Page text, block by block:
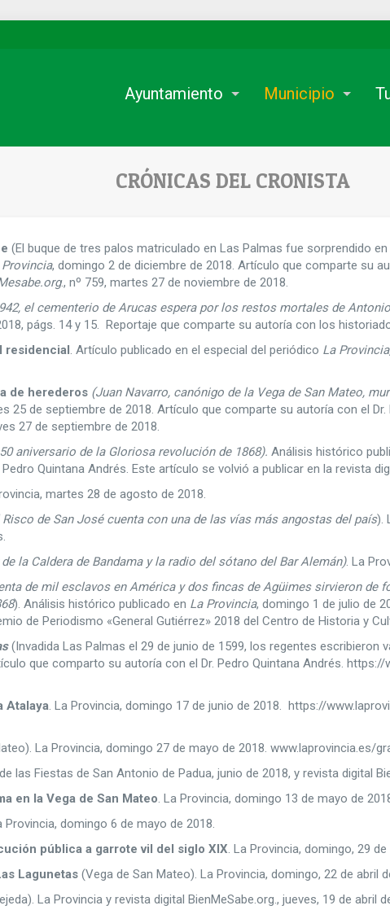
Ayuntamiento Municipio
CRÓNICAS DEL CRONISTA
(El buque de tres palos matriculado en Las Palmas fue sorprendido
Provincia, domingo 2 de diciembre de 2018. Artículo que comparte su
., nº 759, martes 27 de noviembre de 2018.
el cementerio de Arucas espera por los restos mortales de
págs. 14 y 15. Reportaje que comparte su autoría con los
residencial. Artículo publicado en el especial del periódico La
de herederos (Juan Navarro, canónigo de la Vega de San Mateo,
25 de septiembre de 2018. Artículo que comparte su autoría con el
27 de septiembre de 2018.
aniversario de la Gloriosa revolución de 1868). Análisis histórico
Quintana Andrés. Este artículo se volvió a publicar en la revista
martes 28 de agosto de 2018.
Risco de San José cuenta con una de las vías más angostas del país).
la Caldera de Bandama y la radio del sótano del Bar Alemán). La
de mil esclavos en América y dos fincas de Agüimes sirvieron
). Análisis histórico publicado en La Provincia, domingo 1 de julio de
de Periodismo «General Gutiérrez» 2018 del Centro de Historia y
(Invadida Las Palmas el 29 de junio de 1599, los regentes escribieron
que comparto su autoría con el Dr. Pedro Quintana Andrés.
Atalaya. La Provincia, domingo 17 de junio de 2018. https://
La Provincia, domingo 27 de mayo de 2018.
las Fiestas de San Antonio de Padua, junio de 2018, y revista digital
en la Vega de San Mateo. La Provincia, domingo 13 de mayo de
Provincia, domingo 6 de mayo de 2018.
pública a garrote vil del siglo XIX. La Provincia, domingo, 29 de
Lagunetas(Vega de San Mateo). La Provincia, domingo, 22 de abril
La Provincia y revista digital BienMeSabe.org., jueves, 19 de abril